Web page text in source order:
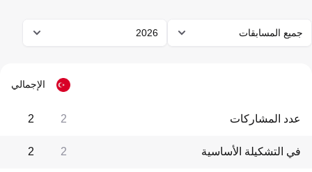
جميع المسابقات 2026
الإجمالي
عدد المشاركات 2
2
في التشكيلة الأساسية 2
2